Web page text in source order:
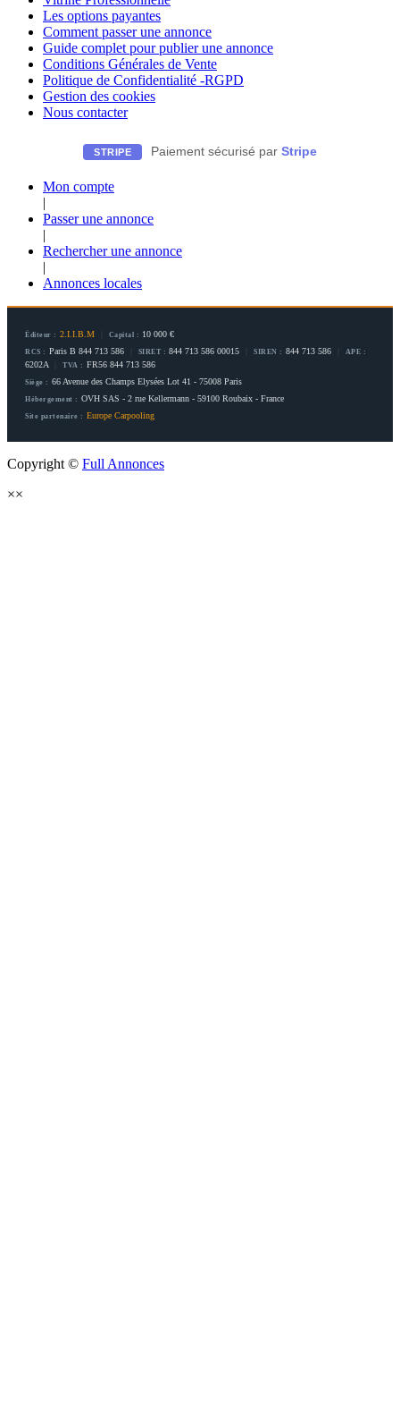
Les options payantes
Comment passer une annonce
Guide complet pour publier une annonce
Conditions Générales de Vente
Politique de Confidentialité -RGPD
Gestion des cookies
Nous contacter
STRIPE Paiement sécurisé par Stripe
Mon compte
|
Passer une annonce
|
Rechercher une annonce
|
Annonces locales
Éditeur : 2.I.I.B.M Capital : 10 000 €
RCS : Paris B 844 713 586 SIRET : 844 713 586 00015 SIREN : 844 713 586 APE :
6202A TVA : FR56 844 713 586
Siège : 66 Avenue des Champs Elysées Lot 41 - 75008 Paris
Hébergement : OVH SAS - 2 rue Kellermann - 59100 Roubaix - France
Site partenaire : Europe Carpooling
Copyright © Full Annonces
××